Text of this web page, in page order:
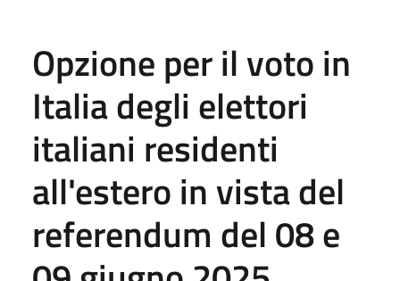
Opzione per il voto in
Italia degli elettori
italiani residenti
all'estero in vista del
referendum del 08 e